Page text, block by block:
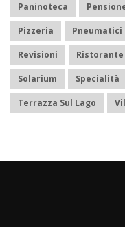
Paninoteca
Pizzeria Pneumatici
Revisioni Ristorante
Solarium Specialità
Terrazza Sul Lago